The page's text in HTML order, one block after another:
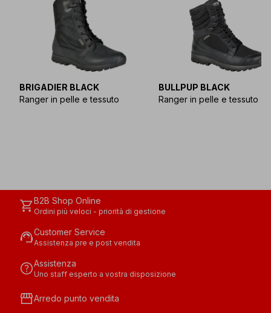
BRIGADIER BLACK
Ranger in pelle e tessuto
BULLPUP BLACK
Ranger in pelle e tessuto
shopping_cartB2B Shop Online
Ordini più veloci - priorità di gestione
support_agentCustomer Service
Assistenza pre e post vendita
helpAssistenza
Uno staff esperto a vostra disposizione
storefrontArredo punto vendita